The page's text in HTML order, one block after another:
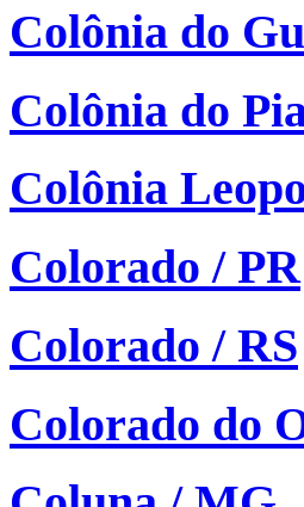
Colônia do
Colônia do
Colônia
Colorado / PR
Colorado / RS
Colorado do